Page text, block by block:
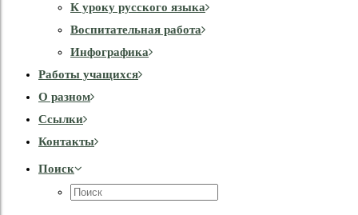
К уроку русского языка
Воспитательная работа
Инфографика
Работы учащихся
О разном
Cсылки
Контакты
Поиск